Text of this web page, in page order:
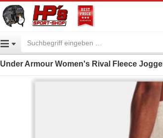
Under Armour Women's Rival Fleece